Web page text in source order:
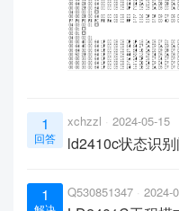
1
回答
xchzzl 2024-05-15
ld2410c状态识
1 Q530851347 2024-